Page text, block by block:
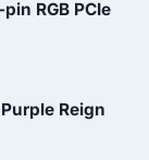
RGB PCIe
Reign